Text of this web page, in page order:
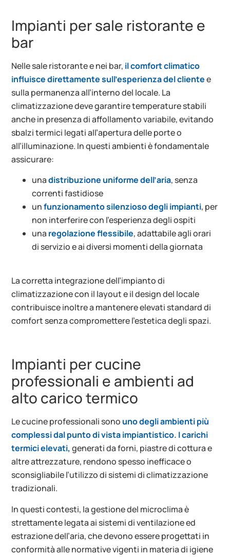
Impianti per sale ristorante e
bar
Nelle sale ristorante e nei bar, il comfort climatico
influisce direttamente sull’esperienza del clientee
sulla permanenza all’interno del locale. La
climatizzazione deve garantire temperature stabili
anche in presenza di affollamento variabile, evitando
sbalzi termici legati all’apertura delle porte o
all’illuminazione. In questi ambienti è fondamentale
assicurare:
unadistribuzione uniforme dell’aria, senza
correnti fastidiose
unfunzionamento silenzioso degli impianti, per
non interferire con l’esperienza degli ospiti
una regolazione flessibile, adattabile agli orari
di servizio e ai diversi momenti della giornata
La corretta integrazione dell’impianto di
climatizzazione con il layout e il design del locale
contribuisce inoltre a mantenere elevati standard di
comfort senza compromettere l’estetica degli spazi.
Impianti per cucine
professionali e ambienti ad
alto carico termico
Le cucine professionali sono uno degli ambienti più
complessi dal punto di vista impiantistico. I carichi
termici elevati, generati da forni, piastre di cottura e
altre attrezzature, rendono spesso inefficace o
sconsigliabile l’utilizzo di sistemi di climatizzazione
tradizionali.
In questi contesti, la gestione del microclima è
strettamente legata ai sistemi di ventilazione ed
estrazione dell’aria, che devono essere progettati in
conformità alle normative vigenti in materia di igiene